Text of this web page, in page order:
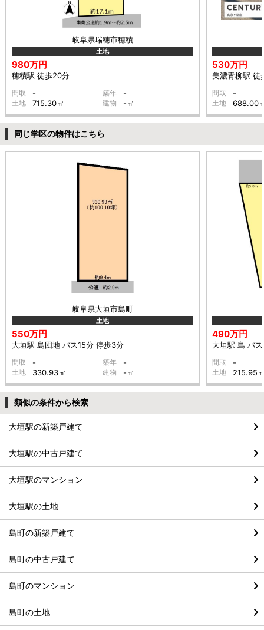
岐阜県瑞穂市穂積
土地
980万円
穂積駅 徒歩20分
間取 - 築年 -
土地 715.30㎡ 建物 -㎡
530万円
美濃青柳駅 徒
間取 -
土地 688.00
同じ学区の物件はこちら
岐阜県大垣市島町
土地
550万円
大垣駅 島団地 バス15分 停歩3分
間取 - 築年 -
土地 330.93㎡ 建物 -㎡
490万円
大垣駅 島 バ
間取 -
土地 215.95
類似の条件から検索
大垣駅の新築戸建て
大垣駅の中古戸建て
大垣駅のマンション
大垣駅の土地
島町の新築戸建て
島町の中古戸建て
島町のマンション
島町の土地